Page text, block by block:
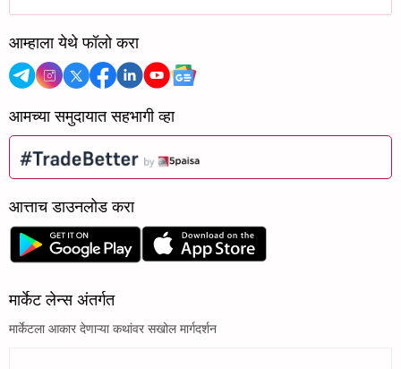
आम्हाला येथे फॉलो करा
आमच्या समुदायात सहभागी व्हा
आत्ताच डाउनलोड करा
मार्केट लेन्स अंतर्गत
मार्केटला आकार देणाऱ्या कथांवर सखोल मार्गदर्शन